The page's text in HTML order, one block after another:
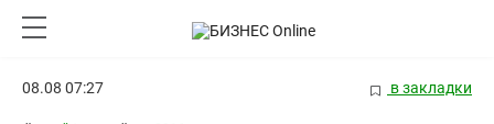
08.08 07:27 в закладки